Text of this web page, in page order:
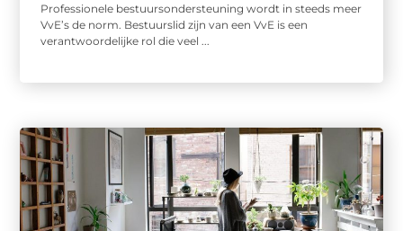
Professionele bestuursondersteuning wordt in steeds meer
VvE’s de norm. Bestuurslid zijn van een VvE is een
verantwoordelijke rol die veel ...